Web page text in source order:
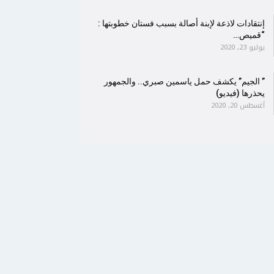
إنتقادات لاذعة لإبنة أصالة بسبب فستان خطوبتها :
“قميص…
يوليو 23, 2020
” الجيم” يكشف حمل ياسمين صبري.. والجمهور
يحذرها (فيديو)
أغسطس 20, 2020